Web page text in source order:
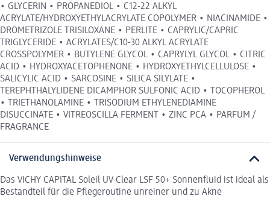
• GLYCERIN • PROPANEDIOL • C12-22 ALKYL
ACRYLATE/HYDROXYETHYLACRYLATE COPOLYMER • NIACINAMIDE •
DROMETRIZOLE TRISILOXANE • PERLITE • CAPRYLIC/CAPRIC
TRIGLYCERIDE • ACRYLATES/C10-30 ALKYL ACRYLATE
CROSSPOLYMER • BUTYLENE GLYCOL • CAPRYLYL GLYCOL • CITRIC
ACID • HYDROXYACETOPHENONE • HYDROXYETHYLCELLULOSE •
SALICYLIC ACID • SARCOSINE • SILICA SILYLATE •
TEREPHTHALYLIDENE DICAMPHOR SULFONIC ACID • TOCOPHEROL
• TRIETHANOLAMINE • TRISODIUM ETHYLENEDIAMINE
DISUCCINATE • VITREOSCILLA FERMENT • ZINC PCA • PARFUM /
FRAGRANCE
Verwendungshinweise
Das VICHY CAPITAL Soleil UV-Clear LSF 50+ Sonnenfluid ist ideal als
Bestandteil für die Pflegeroutine unreiner und zu Akne